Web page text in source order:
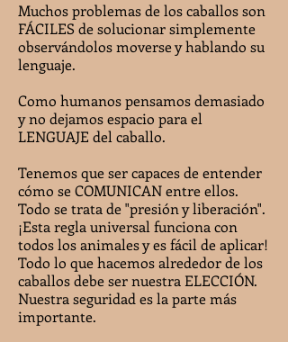
Muchos problemas de los caballos son
FÁCILES de solucionar simplemente
observándolos moverse y hablando su
lenguaje.
Como humanos pensamos demasiado
y no dejamos espacio para el
LENGUAJE del caballo.
Tenemos que ser capaces de entender
cómo se COMUNICAN entre ellos.
Todo se trata de "presión y liberación".
¡Esta regla universal funciona con
todos los animales y es fácil de aplicar!
Todo lo que hacemos alrededor de los
caballos debe ser nuestra ELECCIÓN.
Nuestra seguridad es la parte más
importante.